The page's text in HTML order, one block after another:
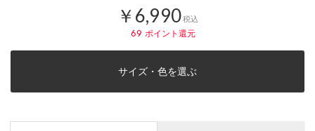
￥6,990税込
69 ポイント還元
サイズ・色を選ぶ